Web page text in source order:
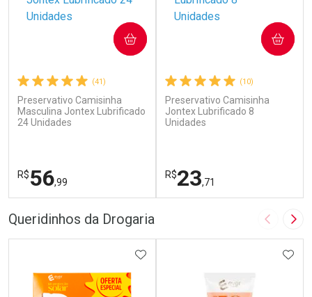
(41)
Preservativo Camisinha
Masculina Jontex Lubrificado
24 Unidades
R$56,99
COMPRAR
(10)
Preservativo Camisinha
Jontex Lubrificado 8
Unidades
R$23,71
COMPRAR
Queridinhos da Drogaria Imagem
ADICIONAR AOS FAVORITOS